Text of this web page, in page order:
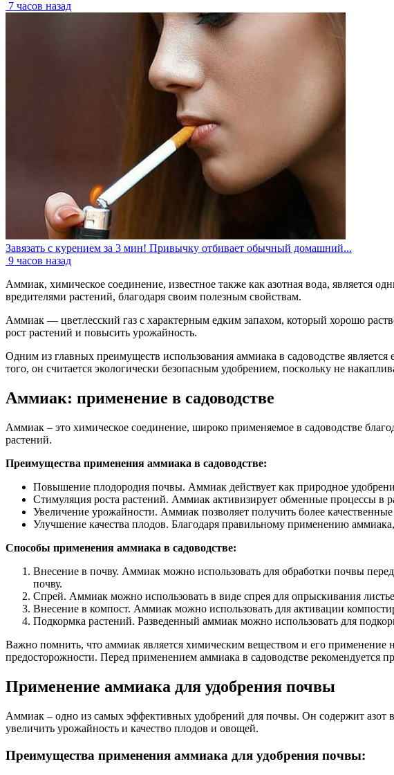
7 часов назад
Завязать с курением за 3 мин! Привычку отбивает обычный домашний...
9 часов назад
Аммиак, химическое соединение, известное также как азотная вода, является
вредителями растений, благодаря своим полезным свойствам.
Аммиак — цветлесский газ с характерным едким запахом, который хорошо
рост растений и повысить урожайность.
Одним из главных преимуществ использования аммиака в садоводстве
того, он считается экологически безопасным удобрением, поскольку не
Аммиак: применение в садоводстве
Аммиак – это химическое соединение, широко применяемое в садоводстве
растений.
Преимущества применения аммиака в садоводстве:
Повышение плодородия почвы. Аммиак действует как природное
Стимуляция роста растений. Аммиак активизирует обменные процессы в
Увеличение урожайности. Аммиак позволяет получить более
Улучшение качества плодов. Благодаря правильному применению
Способы применения аммиака в садоводстве:
Внесение в почву. Аммиак можно использовать для обработки почвы
почву.
Спрей. Аммиак можно использовать в виде спрея для опрыскивания
Внесение в компост. Аммиак можно использовать для активации
Подкормка растений. Разведенный аммиак можно использовать для
Важно помнить, что аммиак является химическим веществом и его применение
предосторожности. Перед применением аммиака в садоводстве рекомендуется
Применение аммиака для удобрения почвы
Аммиак – одно из самых эффективных удобрений для почвы. Он содержит азот
увеличить урожайность и качество плодов и овощей.
Преимущества применения аммиака для удобрения почвы: